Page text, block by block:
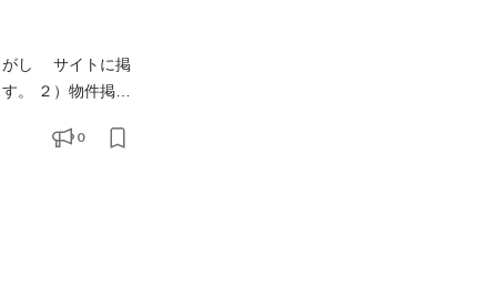
掲
方が訪れ、100万
0